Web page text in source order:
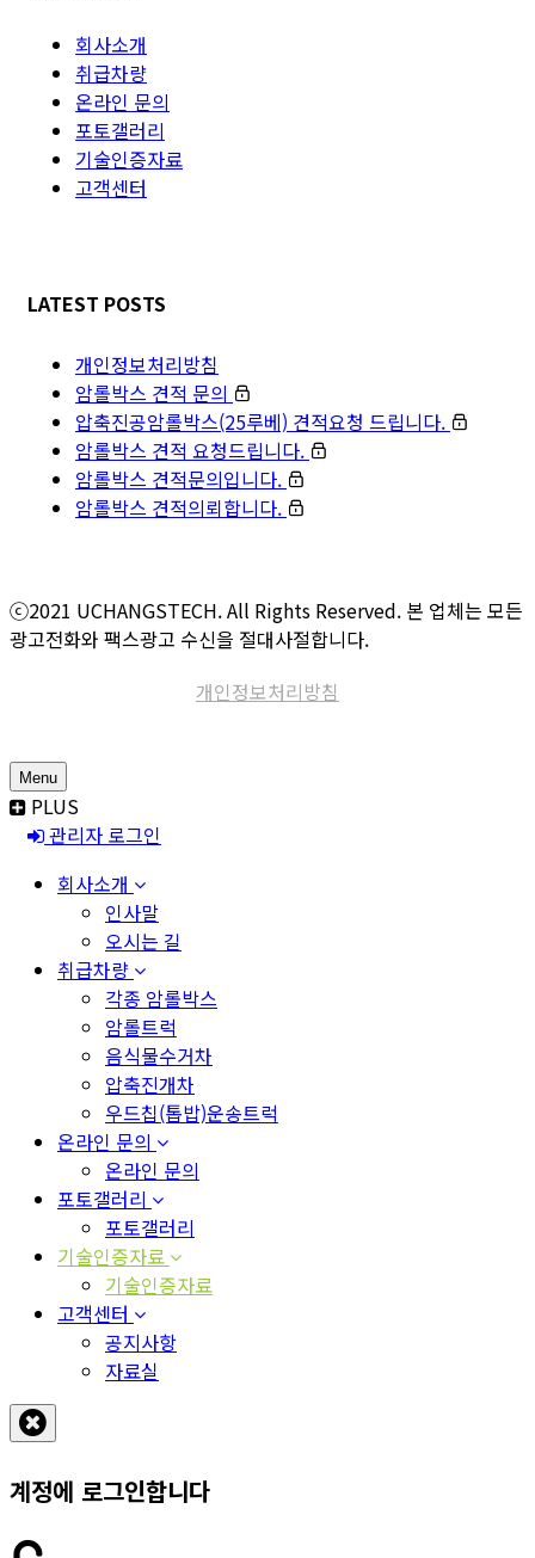
회사소개
취급차량
온라인 문의
포토갤러리
기술인증자료
고객센터
LATEST POSTS
개인정보처리방침
암롤박스 견적 문의
압축진공암롤박스(25루베) 견적요청 드립니다.
암롤박스 견적 요청드립니다.
암롤박스 견적문의입니다.
암롤박스 견적의뢰합니다.
ⓒ2021 UCHANGSTECH. All Rights Reserved. 본 업체는 모든
광고전화와 팩스광고 수신을 절대사절합니다.
개인정보처리방침
Menu
PLUS
관리자 로그인
회사소개
인사말
오시는 길
취급차량
각종 암롤박스
암롤트럭
음식물수거차
압축진개차
우드칩(톱밥)운송트럭
온라인 문의
온라인 문의
포토갤러리
포토갤러리
기술인증자료
기술인증자료
고객센터
공지사항
자료실
계정에 로그인합니다